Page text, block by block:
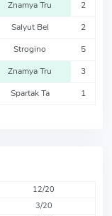
Znamya Tru 2
Salyut Bel 2
Strogino 5
Znamya Tru 3
Spartak Ta 1
12/20
3/20